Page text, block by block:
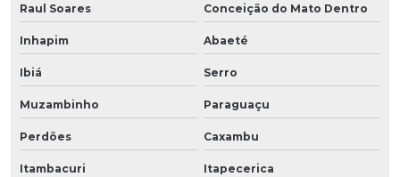
Raul Soares Conceição do Mato Dentro
Inhapim Abaeté
Ibiá Serro
Muzambinho Paraguaçu
Perdões Caxambu
Itambacuri Itapecerica